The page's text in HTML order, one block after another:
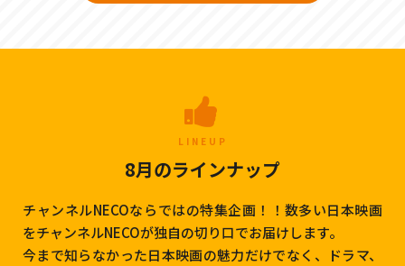
LINEUP
8月のラインナップ
チャンネルNECOならではの特集企画！！数多い日本映画
をチャンネルNECOが独自の切り口でお届けします。
今まで知らなかった日本映画の魅力だけでなく、ドラマ、